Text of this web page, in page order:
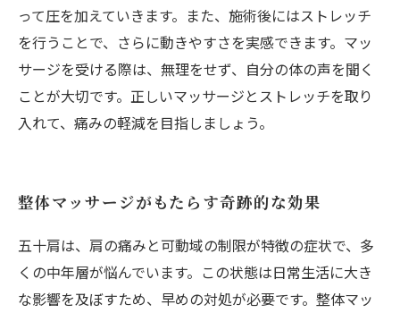
って圧を加えていきます。また、施術後にはストレッチ
を行うことで、さらに動きやすさを実感できます。マッ
サージを受ける際は、無理をせず、自分の体の声を聞く
ことが大切です。正しいマッサージとストレッチを取り
入れて、痛みの軽減を目指しましょう。
整体マッサージがもたらす奇跡的な効果
五十肩は、肩の痛みと可動域の制限が特徴の症状で、多
くの中年層が悩んでいます。この状態は日常生活に大き
な影響を及ぼすため、早めの対処が必要です。整体マッ